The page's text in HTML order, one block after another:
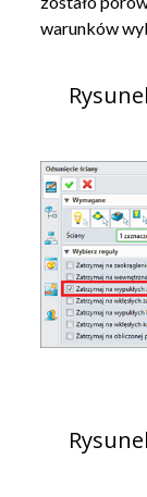
warunków